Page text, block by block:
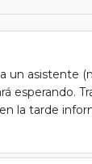
un asistente
esperando.
la tarde